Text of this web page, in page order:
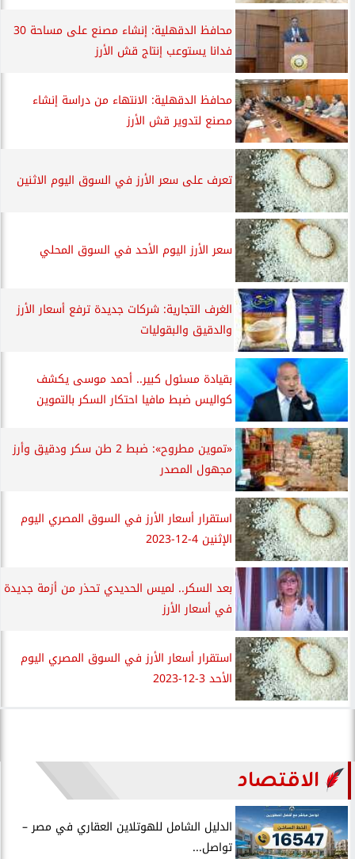
محافظ الدقهلية: إنشاء مصنع على مساحة 30
فدانا يستوعب إنتاج قش الأرز
محافظ الدقهلية: الانتهاء من دراسة إنشاء
مصنع لتدوير قش الأرز
تعرف على سعر الأرز في السوق اليوم الاثنين
سعر الأرز اليوم الأحد في السوق المحلي
الغرف التجارية: شركات جديدة ترفع أسعار الأرز
والدقيق والبقوليات
بقيادة مسئول كبير.. أحمد موسى يكشف
كواليس ضبط مافيا احتكار السكر بالتموين
«تموين مطروح»: ضبط 2 طن سكر ودقيق وأرز
مجهول المصدر
استقرار أسعار الأرز في السوق المصري اليوم
الإثنين 4-12-2023
بعد السكر.. لميس الحديدي تحذر من أزمة جديدة
في أسعار الأرز
استقرار أسعار الأرز في السوق المصري اليوم
الأحد 3-12-2023
الاقتصاد
الدليل الشامل للهوتلاين العقاري في مصر –
تواصل...